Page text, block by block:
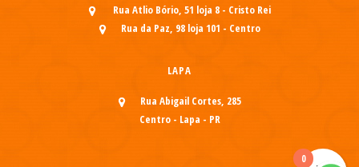
Rua Atlio Bório, 51 loja 8 - Cristo Rei
Rua da Paz, 98 loja 101 - Centro
LAPA
Rua Abigail Cortes, 285
Centro - Lapa - PR
0